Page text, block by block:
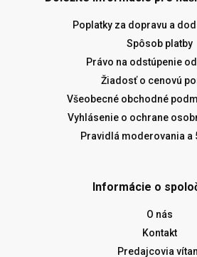
Poplatky za dopravu a
Spôsob platby
Právo na odstúpenie
Žiadosť o cenovú
Všeobecné obchodné
Vyhlásenie o ochrane
Pravidlá moderovania a
Informácie o
O nás
Kontakt
Predajcovia